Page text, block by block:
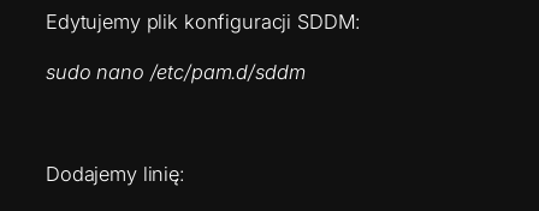
Edytujemy plik konfiguracji SDDM:
sudo nano /etc/pam.d/sddm
Dodajemy linię: